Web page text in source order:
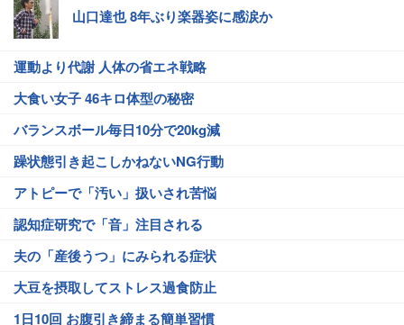
山口達也 8年ぶり楽器姿に感涙か
運動より代謝 人体の省エネ戦略
大食い女子 46キロ体型の秘密
バランスボール毎日10分で20kg減
躁状態引き起こしかねないNG行動
アトピーで「汚い」扱いされ苦悩
認知症研究で「音」注目される
夫の「産後うつ」にみられる症状
大豆を摂取してストレス過食防止
1日10回 お腹引き締まる簡単習慣